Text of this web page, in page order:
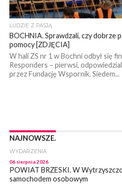
LUDZIE Z PASJĄ
BOCHNIA. Sprawdzali, czy dobrze
pomocy [ZDJĘCIA]
W hali ZS nr 1 w Bochni odbył się
Responders – pierwsi,
przez Fundację Wspornik. Siedem...
NAJNOWSZE.
WYDARZENIA
06 sierpnia 2026
POWIAT BRZESKI. W
samochodem osobowym